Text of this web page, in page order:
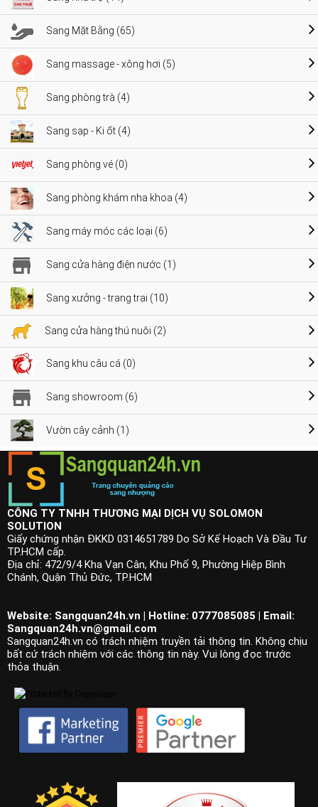
Sang Mặt Bằng (65)
Sang massage - xông hơi (5)
Sang phòng trà (4)
Sang sạp - Ki ốt (4)
Sang phòng vé (0)
Sang phòng khám nha khoa (4)
Sang máy móc các loại (6)
Sang cửa hàng điện nước (1)
Sang xưởng - trang trại (10)
Sang cửa hàng thú nuôi (2)
Sang khu câu cá (0)
Sang showroom (6)
Vườn cây cảnh (1)
CÔNG TY TNHH THƯƠNG MẠI DỊCH VỤ SOLOMON
SOLUTION
Giấy chứng nhận ĐKKD 0314651789 Do Sở Kế Hoạch Và Đầu Tư
TP.HCM cấp.
Địa chỉ: 472/9/4 Kha Vạn Cân, Khu Phố 9, Phường Hiệp Bình
Chánh, Quận Thủ Đức, TP.HCM
Website: Sangquan24h.vn | Hotline: 0777085085 | Email:
Sangquan24h.vn@gmail.com
Sangquan24h.vn có trách nhiệm truyền tải thông tin. Không chịu
bất cứ trách nhiệm với các thông tin này. Vui lòng đọc trước
thỏa thuận.